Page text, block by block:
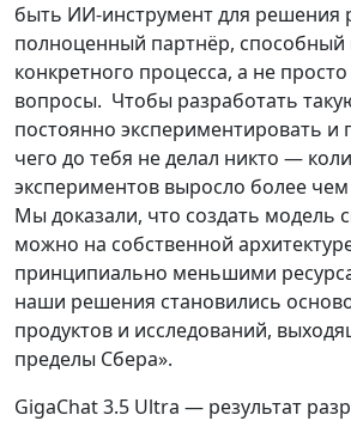
быть ИИ-инструмент для решения
полноценный партнёр, способный
конкретного процесса, а не
вопросы. Чтобы разработать
постоянно экспериментировать и
чего до тебя не делал никто —
экспериментов выросло более чем
Мы доказали, что создать модель
можно на собственной
принципиально меньшими
наши решения становились
продуктов и исследований,
пределы Сбера».
GigaChat 3.5 Ultra — результат